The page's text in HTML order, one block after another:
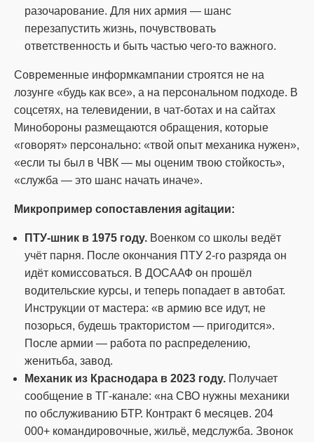
разочарование. Для них армия — шанс
перезапустить жизнь, почувствовать
ответственность и быть частью чего-то важного.
Современные информкампании строятся не на
лозунге «будь как все», а на персональном подходе. В
соцсетях, на телевидении, в чат-ботах и на сайтах
Минобороны размещаются обращения, которые
«говорят» персонально: «твой опыт механика нужен»,
«если ты был в ЧВК — мы оценим твою стойкость»,
«служба — это шанс начать иначе».
Микропример сопоставления agitaции:
ПТУ-шник в 1975 году. Военком со школы ведёт
учёт парня. После окончания ПТУ 2-го разряда он
идёт комиссоваться. В ДОСААФ он прошёл
водительские курсы, и теперь попадает в автобат.
Инструкции от мастера: «в армию все идут, не
позорься, будешь трактористом — пригодится».
После армии — работа по распределению,
женитьба, завод.
Механик из Краснодара в 2023 году. Получает
сообщение в ТГ-канале: «на СВО нужны механики
по обслуживанию БТР. Контракт 6 месяцев. 204
000+ командировочные, жильё, медслужба. Звонок